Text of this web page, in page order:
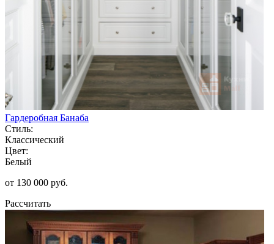
Гардеробная Банаба
Стиль:
Классический
Цвет:
Белый
от 130 000 руб.
Рассчитать